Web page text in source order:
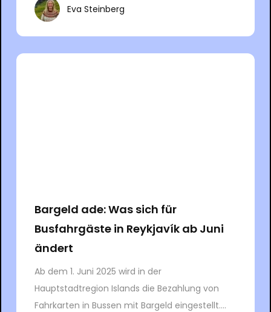
Eva Steinberg
Bargeld ade: Was sich für
Busfahrgäste in Reykjavík ab Juni
ändert
Ab dem 1. Juni 2025 wird in der
Hauptstadtregion Islands die Bezahlung von
Fahrkarten in Bussen mit Bargeld eingestellt....